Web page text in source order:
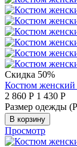
Скидка 50%
Костюм
2 860 Р 1 430 Р
Размер одежды
В корзину
Просмотр